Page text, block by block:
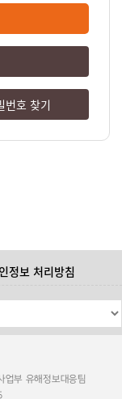
번호 찾기
정보 처리방침
부 유해정보대응팀